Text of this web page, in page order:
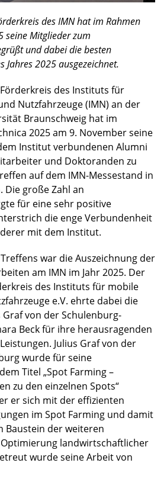
des IMN hat im Rahmen
seine Mitglieder zum
und dabei die besten
Jahres 2025 ausgezeichnet.
des Instituts für
Nutzfahrzeuge (IMN) an der
Braunschweig hat im
2025 am 9. November seine
Institut verbundenen Alumni
und Doktoranden zu
auf dem IMN-Messestand in
Die große Zahl an
für eine sehr positive
die enge Verbundenheit
mit dem Institut.
war die Auszeichnung der
am IMN im Jahr 2025. Der
des Instituts für mobile
e.V. ehrte dabei die
von der Schulenburg-
Beck für ihre herausragenden
Julius Graf von der
wurde für seine
Titel „Spot Farming –
zu den einzelnen Spots“
er sich mit der effizienten
im Spot Farming und damit
Baustein der weiteren
landwirtschaftlicher
wurde seine Arbeit von